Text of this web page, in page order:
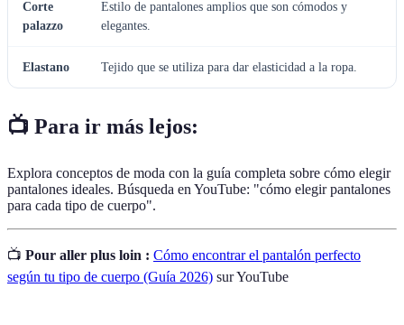
Corte
palazzo
Estilo de pantalones amplios que son cómodos y
elegantes.
Elastano Tejido que se utiliza para dar elasticidad a la ropa.
📺 Para ir más lejos:
Explora conceptos de moda con la guía completa sobre cómo elegir
pantalones ideales. Búsqueda en YouTube: "cómo elegir pantalones
para cada tipo de cuerpo".
📺 Pour aller plus loin : Cómo encontrar el pantalón perfecto
según tu tipo de cuerpo (Guía 2026) sur YouTube